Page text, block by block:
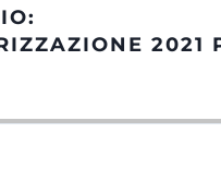
HERITAGE
TUA
2021